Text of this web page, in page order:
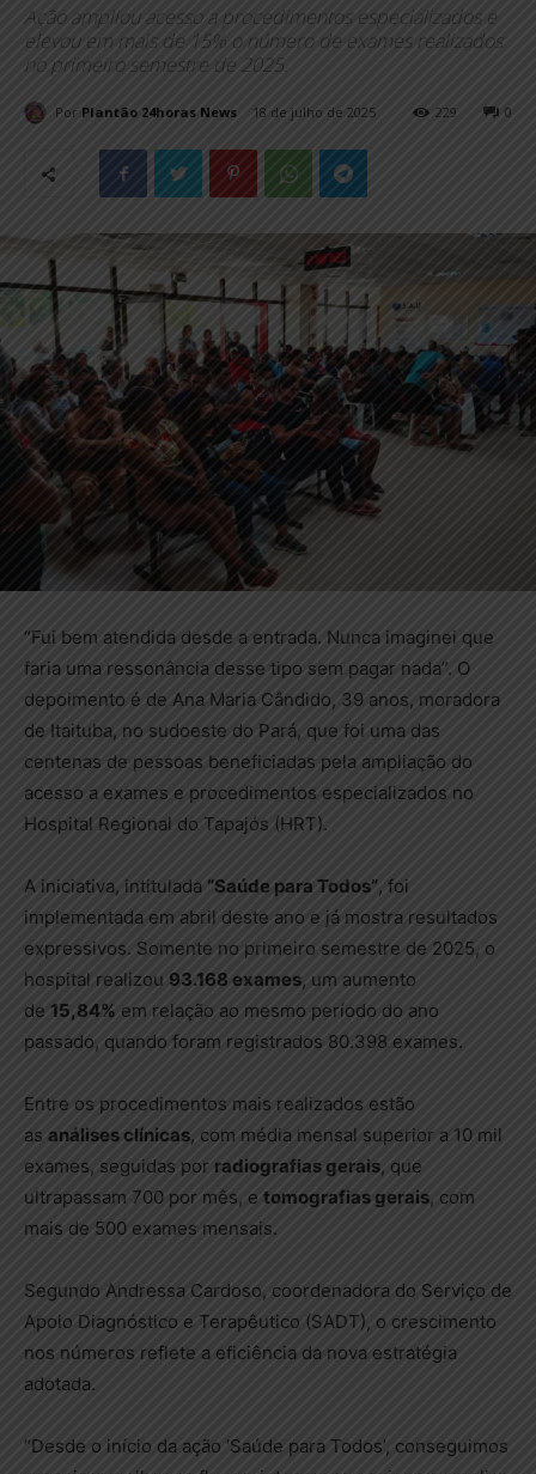
Ação ampliou acesso a procedimentos especializados e
elevou em mais de 15% o número de exames realizados
no primeiro semestre de 2025.
Por Plantão 24horas News 18 de julho de 2025 0
229
“Fui bem atendida desde a entrada. Nunca imaginei que
faria uma ressonância desse tipo sem pagar nada”. O
depoimento é de Ana Maria Cândido, 39 anos, moradora
de Itaituba, no sudoeste do Pará, que foi uma das
centenas de pessoas beneficiadas pela ampliação do
acesso a exames e procedimentos especializados no
Hospital Regional do Tapajós (HRT).
A iniciativa, intitulada “Saúde para Todos”, foi
implementada em abril deste ano e já mostra resultados
expressivos. Somente no primeiro semestre de 2025, o
hospital realizou 93.168 exames , um aumento
de 15,84% em relação ao mesmo período do ano
passado, quando foram registrados 80.398 exames.
Entre os procedimentos mais realizados estão
as análises clínicas, com média mensal superior a 10 mil
exames, seguidas por radiografias gerais, que
ultrapassam 700 por mês, e tomografias gerais , com
mais de 500 exames mensais.
Segundo Andressa Cardoso, coordenadora do Serviço de
Apoio Diagnóstico e Terapêutico (SADT), o crescimento
nos números reflete a eficiência da nova estratégia
adotada.
“Desde o início da ação ‘Saúde para Todos’, conseguimos